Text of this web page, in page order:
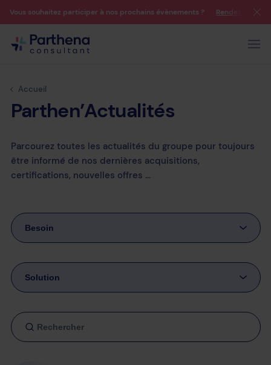
Vous souhaitez participer à nos prochains évènements ? Rendez-vous
Accueil
Parthen’Actualités
Parcourez toutes les actualités du groupe pour toujours
être informé de nos dernières acquisitions,
certifications, nouvelles offres ...
Besoin
Solution